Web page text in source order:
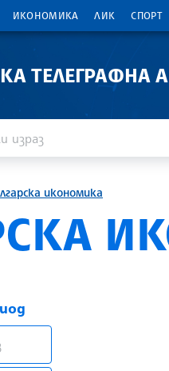
ИКОНОМИКА ЛИК СПОРТ
ТЕЛЕГРАФНА
икономика